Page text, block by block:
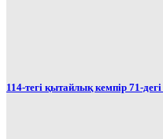
114-тегі қытайлық кемпір 71-